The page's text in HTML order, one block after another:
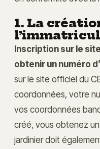
1. La
Inscription sur le
obtenir un numéro
sur le site officiel du
coordonnées, votre
vos coordonnées
créé, vous obtenez
jardinier doit